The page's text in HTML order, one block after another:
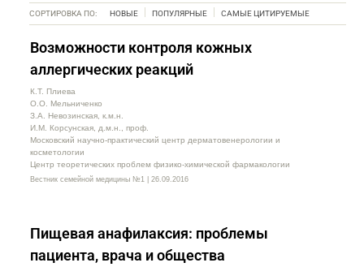
СОРТИРОВКА ПО: НОВЫЕ ПОПУЛЯРНЫЕ САМЫЕ ЦИТИРУЕМЫЕ
Возможности контроля кожных
аллергических реакций
К.Т. Плиева
О.О. Мельниченко
З.А. Невозинская, к.м.н.
И.М. Корсунская, д.м.н., проф.
Московский научно-практический центр дерматовенерологии и
косметологии
Центр теоретических проблем физико-химической фармакологии
Вестник семейной медицины №1 | 26.09.2016
Пищевая анафилаксия: проблемы
пациента, врача и общества